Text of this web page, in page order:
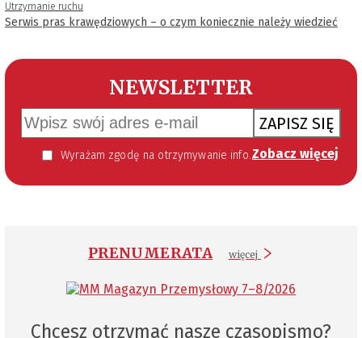
Utrzymanie ruchu
Serwis pras krawędziowych – o czym koniecznie należy wiedzieć
NEWSLETTER
ZAPISZ SIĘ
Wyrażam zgodę na otrzymywanie informacji handlowej kierowanej do mnie za pomocą środków komunikacji elektronicznej w szczególności poczty elektronicznej zgodnie z przepisem art. 10 ust 2 ustawy z dnia 18 lipca 2002 roku o świadczeniu usług drogą elektroniczną (Dz. U. 144 z 2002 r. poz. 1204). Zgoda jest dobrowolna, jednak jej wyrażenie jest konieczne, aby otrzymywać newsletter. Zobacz więcej
PRENUMERATA więcej
Chcesz otrzymać nasze czasopismo?